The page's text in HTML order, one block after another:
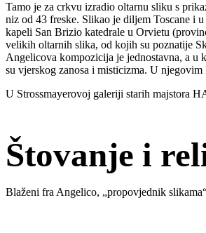
Tamo je za crkvu izradio oltarnu sliku s
niz od 43 freske. Slikao je diljem Toscane i
kapeli San Brizio katedrale u Orvietu
velikih oltarnih slika, od kojih su poznatije
Angelicova kompozicija je jednostavna, a
su vjerskog zanosa i misticizma. U
U Strossmayerovoj galeriji starih majstora
Štovanje i
Blaženi fra Angelico, „propovjednik